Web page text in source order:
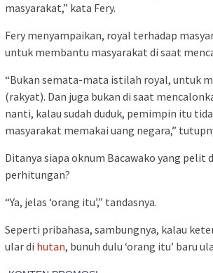
masyarakat,” kata Fery.
Fery menyampaikan, royal terhadap
untuk membantu masyarakat di saat
“Bukan semata-mata istilah royal, untuk
(rakyat). Dan juga bukan di saat
nanti, kalau sudah duduk, pemimpin itu
masyarakat memakai uang negara,”
Ditanya siapa oknum Bacawako yang pelit
perhitungan?
“Ya, jelas ‘orang itu’,” tandasnya.
Seperti pribahasa, sambungnya, kalau
ular di hutan, bunuh dulu ‘orang itu’ baru